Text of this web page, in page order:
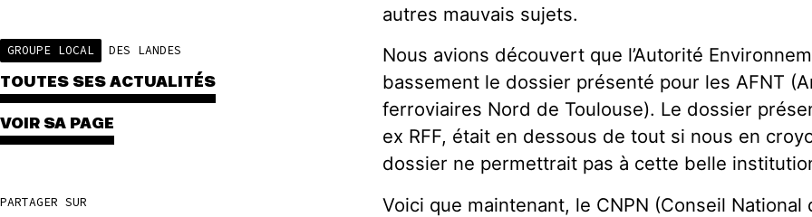
GROUPE LOCAL DES LANDES
TOUTES SES ACTUALITÉS
VOIR SA PAGE
PARTAGER SUR
autres mauvais sujets.
Nous avions découvert que l’Autorité
bassement le dossier présenté pour les AFNT
ferroviaires Nord de Toulouse). Le dossier
ex RFF, était en dessous de tout si nous en
dossier ne permettrait pas à cette belle
Voici que maintenant, le CNPN (Conseil